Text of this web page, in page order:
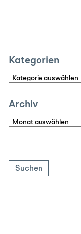
Kategorien
Kategorien
Archiv
Archiv
nach: